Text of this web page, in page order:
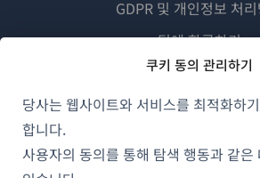
쿠키 동의 관리하기
당사는 웹사이트와 서비스를 최적화하
합니다.
사용자의 동의를 통해 탐색 행동과 같은
GDPR 및 개인정보 처
팀에 합류하기(새
창
서
림)
(새
창
열
(새
창
열
(새
창
열